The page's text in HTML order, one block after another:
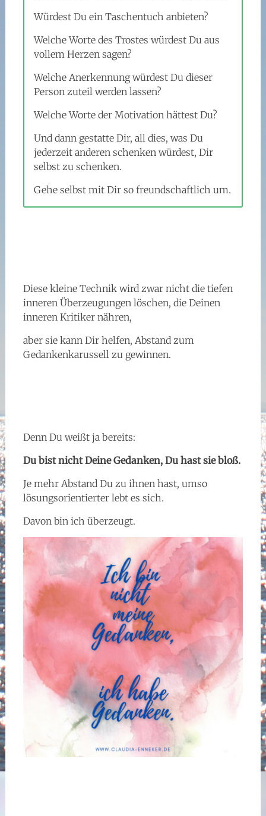
Würdest Du ein Taschentuch anbieten?
Welche Worte des Trostes würdest Du aus
vollem Herzen sagen?
Welche Anerkennung würdest Du dieser
Person zuteil werden lassen?
Welche Worte der Motivation hättest Du?
Und dann gestatte Dir, all dies, was Du
jederzeit anderen schenken würdest, Dir
selbst zu schenken.
Gehe selbst mit Dir so freundschaftlich um.
Diese kleine Technik wird zwar nicht die tiefen
inneren Überzeugungen löschen, die Deinen
inneren Kritiker nähren,
aber sie kann Dir helfen, Abstand zum
Gedankenkarussell zu gewinnen.
Denn Du weißt ja bereits:
Du bist nicht Deine Gedanken, Du hast sie bloß.
Je mehr Abstand Du zu ihnen hast, umso
lösungsorientierter lebt es sich.
Davon bin ich überzeugt.